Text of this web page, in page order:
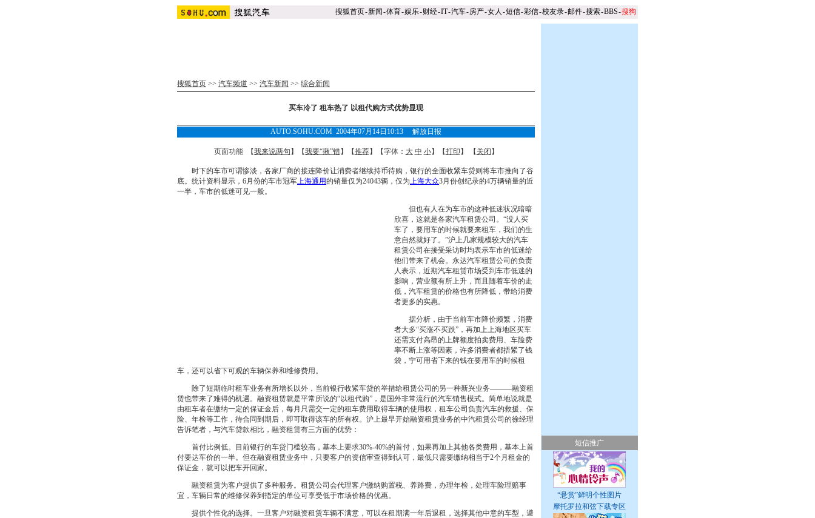
搜狐首页-新闻-体育-娱乐-财经-IT-汽车-房产-女人 -短信-彩信-校友录-邮件-搜索-BBS-搜狗
搜狐首页 >> 汽车频道 >> 汽车新闻 >> 综合新闻
买车冷了 租车热了 以租代购方式优势显现
AUTO.SOHU.COM 2004年07月14日10:13 解放日报
页面功能 【我来说两句 】【我要“揪”错】【推荐】【字体： 大 中 小】【打印 】 【 关闭 】
时下的车市可谓惨淡，各家厂商的接连降价让消费者继续持币待购，银行的全面收紧车贷则将车市推向了谷
底。统计资料显示，6月份的车市冠军上海通用的销量仅为24043辆，仅为上海大众3月份创纪录的4万辆销量的近
一半，车市的低迷可见一般。
但也有人在为车市的这种低迷状况暗暗
欣喜，这就是各家汽车租赁公司。“没人买
车了，要用车的时候就要来租车，我们的生
意自然就好了。”沪上几家规模较大的汽车
租赁公司在接受采访时均表示车市的低迷给
他们带来了机会。永达汽车租赁公司的负责
人表示，近期汽车租赁市场受到车市低迷的
影响，营业额有所上升，而且随着车价的走
低，汽车租赁的价格也有所降低，带给消费
者更多的实惠。
据分析，由于当前车市降价频繁，消费
者大多“买涨不买跌”，再加上上海地区买车
还需支付高昂的上牌额度拍卖费用、车险费
率不断上涨等因素，许多消费者都捂紧了钱
袋，宁可用省下来的钱在要用车的时候租
车，还可以省下可观的车辆保养和维修费用。
除了短期临时租车业务有所增长以外，当前银行收紧车贷的举措给租赁公司的另一种新兴业务———融资租
赁也带来了难得的机遇。融资租赁就是平常所说的“以租代购”，是国外非常流行的汽车销售模式。简单地说就是
由租车者在缴纳一定的保证金后，每月只需交一定的租车费用取得车辆的使用权，租车公司负责汽车的救援、保
险、年检等工作，待合同到期后，即可取得该车的所有权。沪上最早开始融资租赁业务的中汽租赁公司的徐经理
告诉笔者，与汽车贷款相比，融资租赁有三方面的优势：
首付比例低。目前银行的车贷门槛较高，基本上要求30%-40%的首付，如果再加上其他各类费用，基本上首
付要达车价的一半。但在融资租赁业务中，只要客户的资信审查得到认可，最低只需要缴纳相当于2个月租金的
保证金，就可以把车开回家。
融资租赁为客户提供了多种服务。租赁公司会代理客户缴纳购置税、养路费，办理年检，处理车险理赔事
宜，车辆日常的维修保养到指定的单位可享受低于市场价格的优惠。
提供个性化的选择。一旦客户对融资租赁车辆不满意，可以在租期满一年后退租，选择其他中意的车型，避
短信推广
“悬赏”鲜明个性图片
摩托罗拉和弦下载专区